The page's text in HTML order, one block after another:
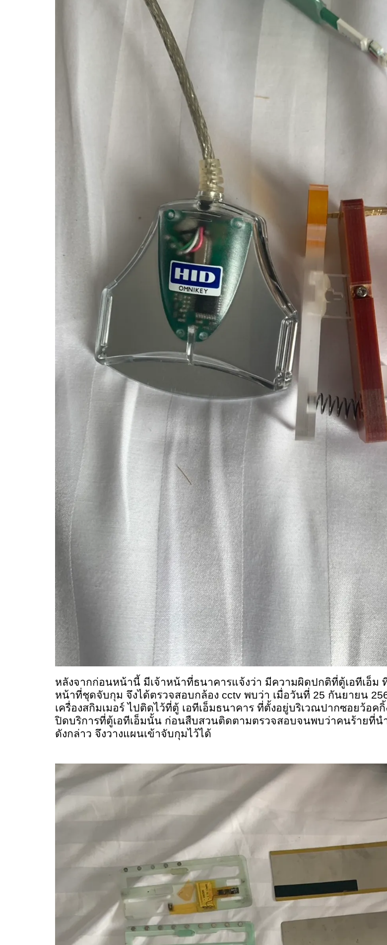
หลังจากก่อนหน้านี้ มีเจ้าหน้าที่ธนาคารแจ้งว่า มีความผิดปกติที่ตู้เอทีเอ็ม
หน้าที่ชุดจับกุม จึงได้ตรวจสอบกล้อง cctv พบว่า เมื่อวันที่ 25 กันยายน
เครื่องสกิมเมอร์ ไปติดไว้ที่ตู้ เอทีเอ็มธนาคาร ที่ตั้งอยู่บริเวณปากซอยว้อ
ปิดบริการที่ตู้เอทีเอ็มนั้น ก่อนสืบสวนติดตามตรวจสอบจนพบว่าคนร้ายที่น
ดังกล่าว จึงวางแผนเข้าจับกุมไว้ได้